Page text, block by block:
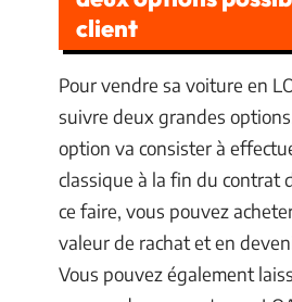
client
Pour vendre sa voiture en
suivre deux grandes
option va consister à
classique à la fin du contrat
ce faire, vous pouvez
valeur de rachat et en
Vous pouvez également